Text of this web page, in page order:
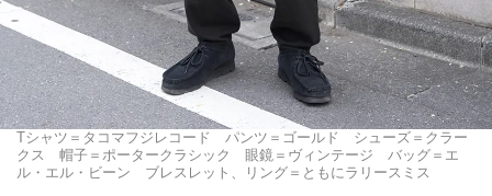
Tシャツ＝タコマフジレコード パンツ＝ゴールド シューズ＝クラー
クス 帽子＝ポータークラシック 眼鏡＝ヴィンテージ バッグ＝エ
ル・エル・ビーン ブレスレット、リング＝ともにラリースミス